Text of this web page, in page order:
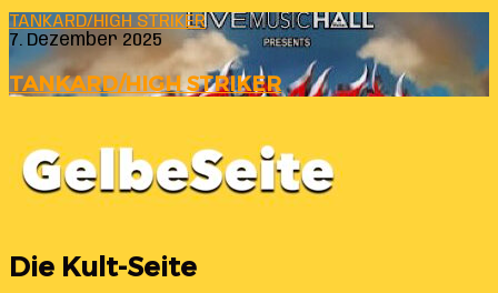
TANKARD/HIGH STRIKER
7. Dezember 2025
TANKARD/HIGH STRIKER
Die Kult-Seite